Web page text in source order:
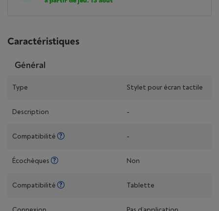
Caractéristiques
Général
Type Stylet pour écran tactile
Description -
Compatibilité -
Écochèques Non
Compatibilité Tablette